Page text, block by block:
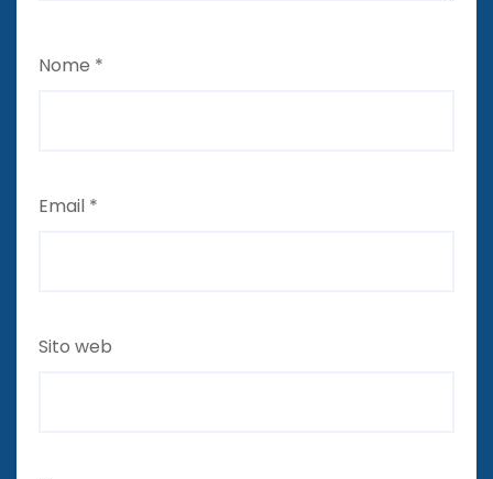
Nome *
Email *
Sito web